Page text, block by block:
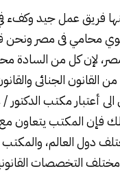
فريق عمل جيد وكفء
محامي فى مصر ونحن
لإن كل من السادة
من القانون الجنائى
الى أعتبار مكتب
فإن المكتب يتعاون
دول العالم،
التخصصات